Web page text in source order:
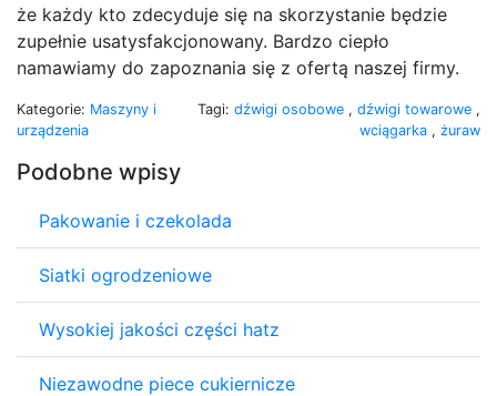
że każdy kto zdecyduje się na skorzystanie będzie
zupełnie usatysfakcjonowany. Bardzo ciepło
namawiamy do zapoznania się z ofertą naszej firmy.
Kategorie: Maszyny i
urządzenia
Tagi: dźwigi osobowe , dźwigi towarowe ,
wciągarka , żuraw
Podobne wpisy
Pakowanie i czekolada
Siatki ogrodzeniowe
Wysokiej jakości części hatz
Niezawodne piece cukiernicze